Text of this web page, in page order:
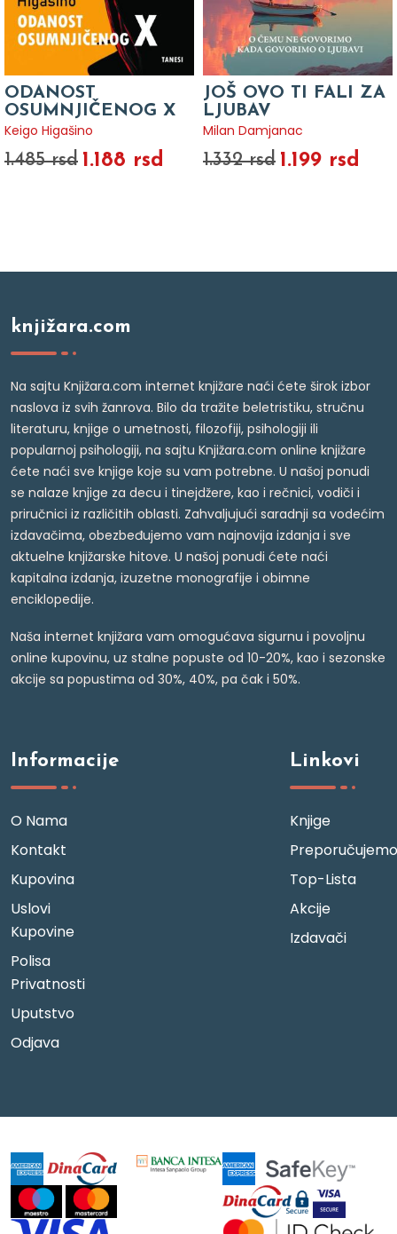
ODANOST
OSUMNJIČENOG X
Keigo Higašino
1.485 rsd 1.188 rsd
JOŠ OVO TI FALI ZA
LJUBAV
Milan Damjanac
1.332 rsd 1.199 rsd
knjižara.com
Na sajtu Knjižara.com internet knjižare naći ćete širok izbor
naslova iz svih žanrova. Bilo da tražite beletristiku, stručnu
literaturu, knjige o umetnosti, filozofiji, psihologiji ili
popularnoj psihologiji, na sajtu Knjižara.com online knjižare
ćete naći sve knjige koje su vam potrebne. U našoj ponudi
se nalaze knjige za decu i tinejdžere, kao i rečnici, vodiči i
priručnici iz različitih oblasti. Zahvaljujući saradnji sa vodećim
izdavačima, obezbeđujemo vam najnovija izdanja i sve
aktuelne knjižarske hitove. U našoj ponudi ćete naći
kapitalna izdanja, izuzetne monografije i obimne
enciklopedije.
Naša internet knjižara vam omogućava sigurnu i povoljnu
online kupovinu, uz stalne popuste od 10-20%, kao i sezonske
akcije sa popustima od 30%, 40%, pa čak i 50%.
Informacije
O Nama
Kontakt
Kupovina
Uslovi
Kupovine
Polisa
Privatnosti
Uputstvo
Odjava
Linkovi
Knjige
Preporučujemo
Top-Lista
Akcije
Izdavači